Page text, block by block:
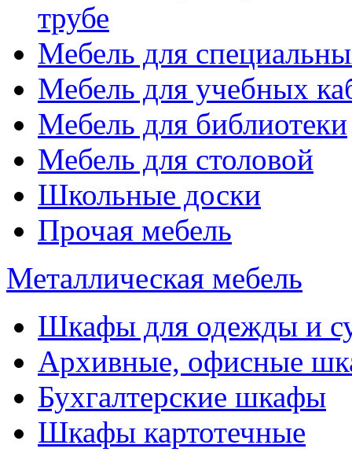
трубе
Мебель для
Мебель для учебных
Мебель для библиотеки
Мебель для столовой
Школьные доски
Прочая мебель
Металлическая мебель
Шкафы для одежды и
Архивные, офисные
Бухгалтерские шкафы
Шкафы картотечные